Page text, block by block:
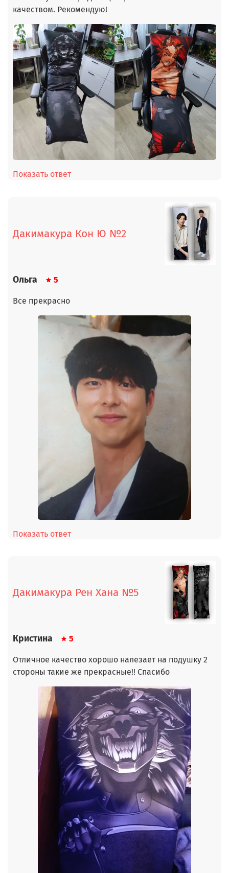
качеством. Рекомендую!
Показать ответ
Дакимакура Кон Ю №2
Ольга 5
Все прекрасно
Показать ответ
Дакимакура Рен Хана №5
Кристина 5
Отличное качество хорошо налезает на подушку 2
стороны такие же прекрасные!! Спасибо